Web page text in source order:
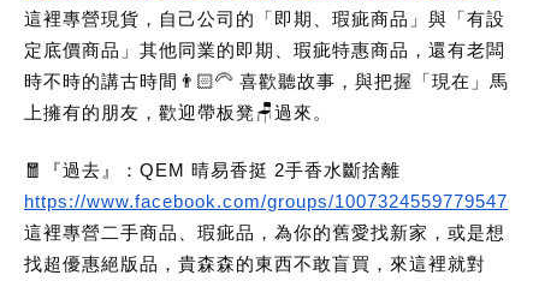
這裡專營現貨，自己公司的「即期、瑕疵商品」與「有設
定底價商品」其他同業的即期、瑕疵特惠商品，還有老闆
時不時的講古時間👨🏻‍🦳 喜歡聽故事，與把握「現在」馬
上擁有的朋友，歡迎帶板凳🪑過來。
🧧『過去』：QEM 晴易香挺 2手香水斷捨離
https://www.facebook.com/groups/1007324559779547
這裡專營二手商品、瑕疵品，為你的舊愛找新家，或是想
找超優惠絕版品，貴森森的東西不敢盲買，來這裡就對